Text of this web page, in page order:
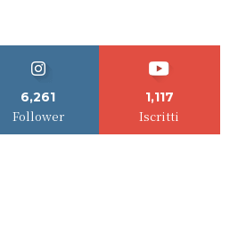
6,261
Follower
1,117
Iscritti